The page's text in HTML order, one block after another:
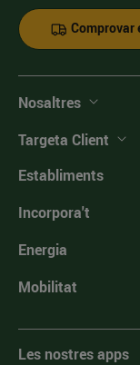
Comprovar
Nosaltres
Targeta Client
Establiments
Incorpora't
Energia
Mobilitat
Les nostres apps